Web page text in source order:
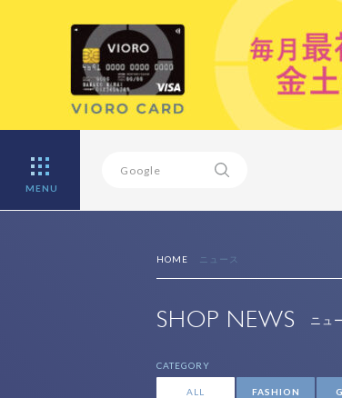
MENU
HOME ニュース
SHOP NEWS ニュ
CATEGORY
ALL FASHION